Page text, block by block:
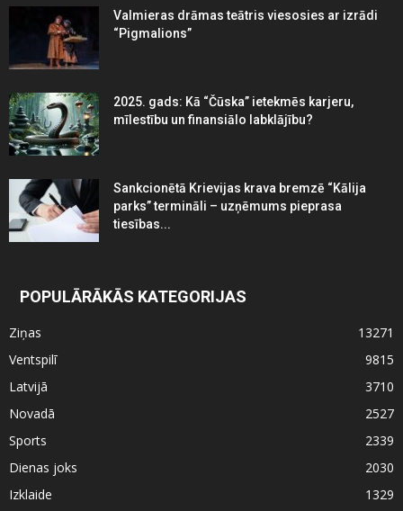
Valmieras drāmas teātris viesosies ar izrādi
“Pigmalions”
2025. gads: Kā “Čūska” ietekmēs karjeru,
mīlestību un finansiālo labklājību?
Sankcionētā Krievijas krava bremzē “Kālija
parks” termināli – uzņēmums pieprasa
tiesības...
POPULĀRĀKĀS KATEGORIJAS
Ziņas
13271
Ventspilī
9815
Latvijā
3710
Novadā
2527
Sports
2339
Dienas joks
2030
Izklaide
1329